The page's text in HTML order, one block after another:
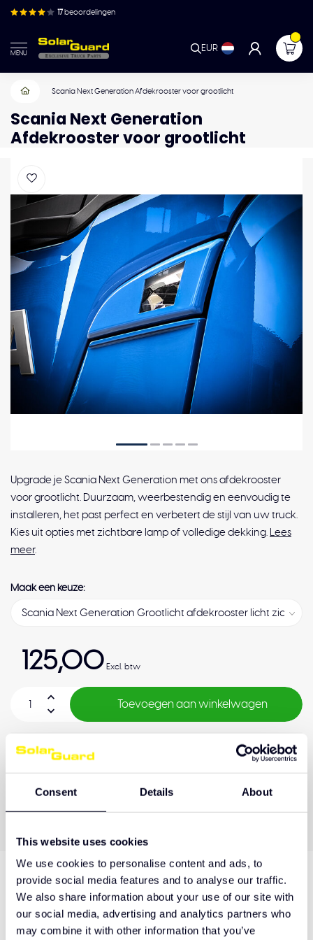
Consent Details About
This website uses cookies
We use cookies to personalise content and ads, to
provide social media features and to analyse our traffic.
We also share information about your use of our site with
our social media, advertising and analytics partners who
may combine it with other information that you’ve
17 beoordelingen
MENU
EUR
Scania Next Generation Afdekrooster voor grootlicht
Scania Next Generation
Afdekrooster voor grootlicht
Upgrade je Scania Next Generation met ons afdekrooster
voor grootlicht. Duurzaam, weerbestendig en eenvoudig te
installeren, het past perfect en verbetert de stijl van uw truck.
Kies uit opties met zichtbare lamp of volledige dekking. Lees
meer.
Maak een keuze:
125,00 Excl. btw
Toevoegen aan winkelwagen
3- 4 weken
OEM Kwaliteit Achteraf betalen Kwaliteitsgarantie
Productomschrijving